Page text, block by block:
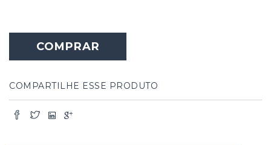
Maciça
com
de
Ferro
Ornamentada
quantidade
COMPRAR
COMPARTILHE ESSE PRODUTO